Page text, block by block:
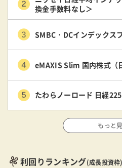
換金手数料なし＞
SMBC・DCインデックス
eMAXIS Slim 国内株式（
たわらノーロード 日経225
もっと
利回りランキング(成長投資枠)